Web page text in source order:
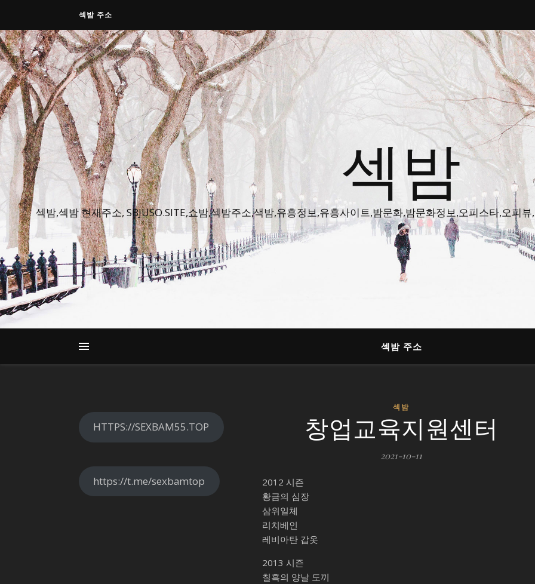
섹밤 주소
섹밤
섹밤,섹밤 현재주소, SBJUSO.SITE,쇼밤,섹밤주소,색밤,유흥정보,유흥사이트,밤문화,밤문화정보,오피스타,오피
섹밤 주소
HTTPS://SEXBAM55.TOP
https://t.me/sexbamtop
섹밤
창업교육지원센터
2021-10-11
2012 시즌
황금의 심장
삼위일체
리치베인
레비아탄 갑옷
2013 시즌
칠흑의 양날 도끼